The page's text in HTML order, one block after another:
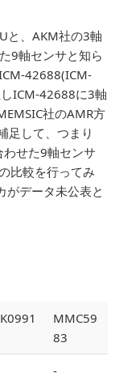
と、AKM社の3軸
9軸センサと知ら
42688(ICM-
ICM-42688に3軸
社のAMR方
足して、つまり
せた9軸センサ
比較を行ってみ
がデータ未公表と
MMC59
83
-